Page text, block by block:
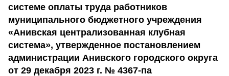
системе оплаты труда работников
муниципального бюджетного учреждения
«Анивская централизованная клубная
система», утвержденное постановлением
администрации Анивского городского округа
от 29 декабря 2023 г. № 4367-па